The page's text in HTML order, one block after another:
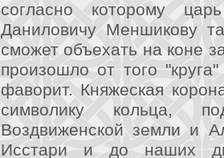
согласно которому
Даниловичу Меншикову
сможет объехать на коне
произошло от того
фаворит. Княжеская
символику кольца,
Воздвиженской земли и
Исстари и до наших